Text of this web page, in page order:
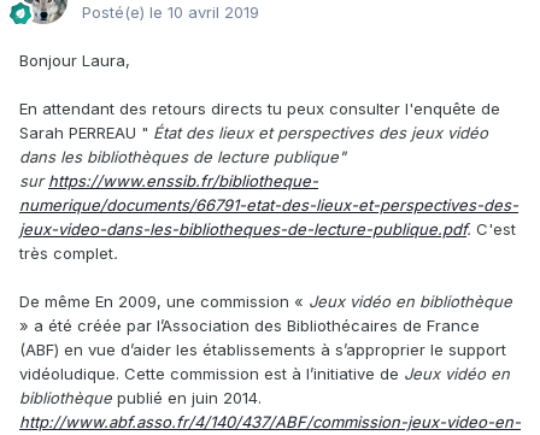
Posté(e) le 10 avril 2019
Bonjour Laura,
En attendant des retours directs tu peux consulter l'enquête de
Sarah PERREAU " État des lieux et perspectives des jeux vidéo
dans les bibliothèques de lecture publique"
surhttps://www.enssib.fr/bibliotheque-
numerique/documents/66791-etat-des-lieux-et-perspectives-des-
jeux-video-dans-les-bibliotheques-de-lecture-publique.pdf. C'est
très complet.
De même En 2009, une commission « Jeux vidéo en bibliothèque
» a été créée par l’Association des Bibliothécaires de France
(ABF) en vue d’aider les établissements à s’approprier le support
vidéoludique. Cette commission est à l’initiative de Jeux vidéo en
bibliothèque publié en juin 2014.
http://www.abf.asso.fr/4/140/437/ABF/commission-jeux-video-en-